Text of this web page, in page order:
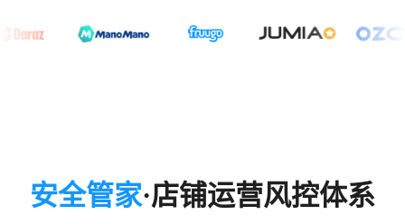
安全管家·店铺运营风控体系